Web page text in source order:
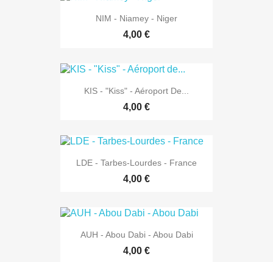
NIM - Niamey - Niger
4,00 €
KIS - "Kiss" - Aéroport De...
4,00 €
LDE - Tarbes-Lourdes - France
4,00 €
AUH - Abou Dabi - Abou Dabi
4,00 €